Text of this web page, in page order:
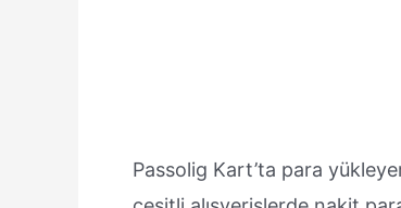
Passolig Kart’ta para